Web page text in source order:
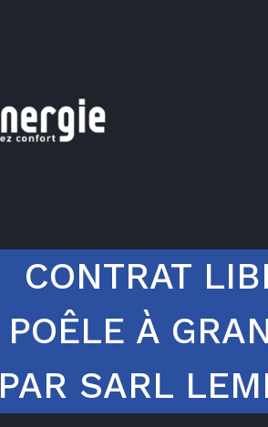
CONTRAT
POÊLE À
PAR SARL